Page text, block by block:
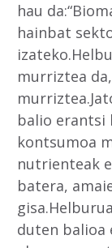
hau
hainbat
murriztea
balio erantsi
kontsumoa
nutrienteak
batera,
duten balioa